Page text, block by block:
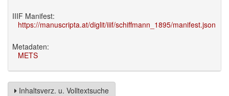
IIIF Manifest:
https://manuscripta.at/diglit/iiif/schiffmann_1895/manifest.json
Metadaten:
METS
Inhaltsverz. u. Volltextsuche